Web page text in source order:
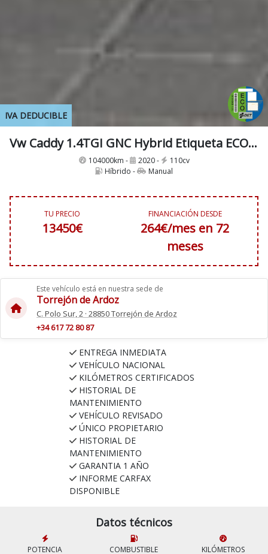
IVA DEDUCIBLE
Vw Caddy 1.4TGI GNC Hybrid Etiqueta ECO 110Cv IVA y Garantía Incl Nacional
104000km - 2020 -
110cv
Híbrido -
Manual
TU PRECIO
13450€
FINANCIACIÓN DESDE
264€/mes en 72
meses
Este vehículo está en nuestra sede de
Torrejón de Ardoz
C. Polo Sur, 2 · 28850 Torrejón de Ardoz
+34 617 72 80 87
ENTREGA INMEDIATA
VEHÍCULO NACIONAL
KILÓMETROS CERTIFICADOS
HISTORIAL DE
MANTENIMIENTO
VEHÍCULO REVISADO
ÚNICO PROPIETARIO
HISTORIAL DE
MANTENIMIENTO
GARANTIA 1 AÑO
INFORME CARFAX
DISPONIBLE
Datos técnicos
POTENCIA COMBUSTIBLE KILÓMETROS